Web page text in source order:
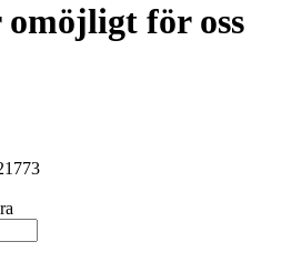
för oss